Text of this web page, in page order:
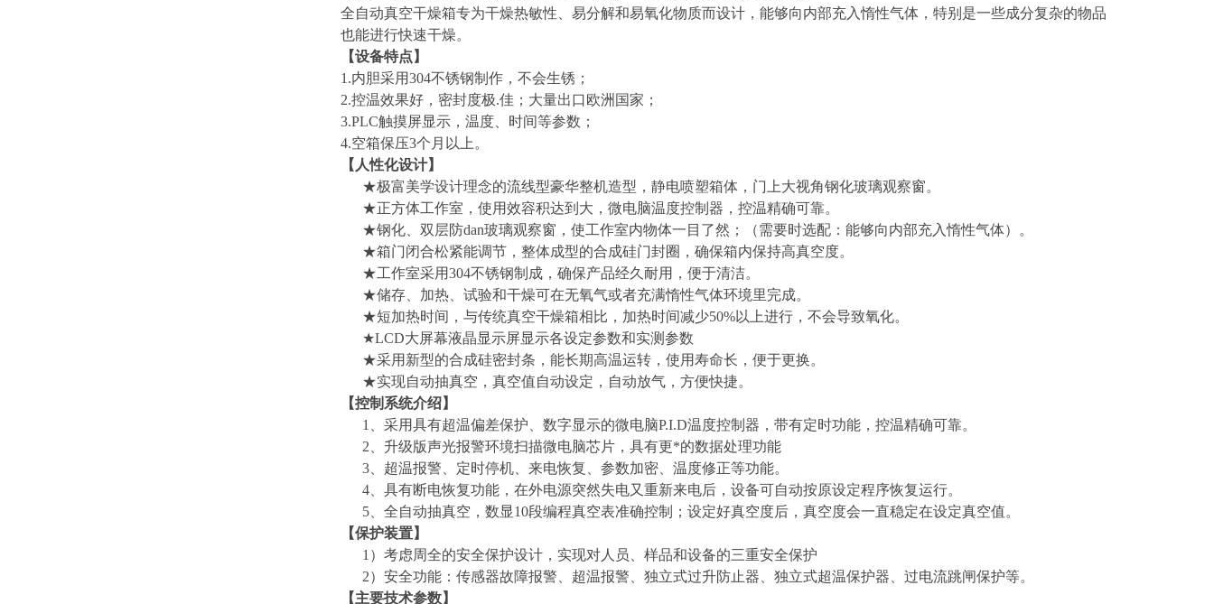
全自动真空干燥箱专为干燥热敏性、易分解和易氧化物质而设计，能够向内部充入惰性气体，特别是一些成分复杂的物品
也能进行快速干燥。
【设备特点】
1.内胆采用304不锈钢制作，不会生锈；
2.控温效果好，密封度极.佳；大量出口欧洲国家；
3.PLC触摸屏显示，温度、时间等参数；
4.空箱保压3个月以上。
【人性化设计】
★极富美学设计理念的流线型豪华整机造型，静电喷塑箱体，门上大视角钢化玻璃观察窗。
★正方体工作室，使用效容积达到大，微电脑温度控制器，控温精确可靠。
★钢化、双层防dan玻璃观察窗，使工作室内物体一目了然；（需要时选配：能够向内部充入惰性气体）。
★箱门闭合松紧能调节，整体成型的合成硅门封圈，确保箱内保持高真空度。
★工作室采用304不锈钢制成，确保产品经久耐用，便于清洁。
★储存、加热、试验和干燥可在无氧气或者充满惰性气体环境里完成。
★短加热时间，与传统真空干燥箱相比，加热时间减少50%以上进行，不会导致氧化。
★LCD大屏幕液晶显示屏显示各设定参数和实测参数
★采用新型的合成硅密封条，能长期高温运转，使用寿命长，便于更换。
★实现自动抽真空，真空值自动设定，自动放气，方便快捷。
【控制系统介绍】
1
、采用具有超温偏差保护、数字显示的微电脑P.I.D温度控制器，带有定时功能，控温精确可靠。
2 、升级版声光报警环境扫描微电脑芯片，具有更*的数据处理功能
3 、超温报警、定时停机、来电恢复、参数加密、温度修正等功能。
4 、具有断电恢复功能，在外电源突然失电又重新来电后，设备可自动按原设定程序恢复运行。
5 、全自动抽真空，数显10段编程真空表准确控制；设定好真空度后，真空度会一直稳定在设定真空值。
【保护装置】
1 ）考虑周全的安全保护设计，实现对人员、样品和设备的三重安全保护
2）安全功能：传感器故障报警、超温报警、独立式过升防止器、独立式超温保护器、过电流跳闸保护等。
【主要技术参数】